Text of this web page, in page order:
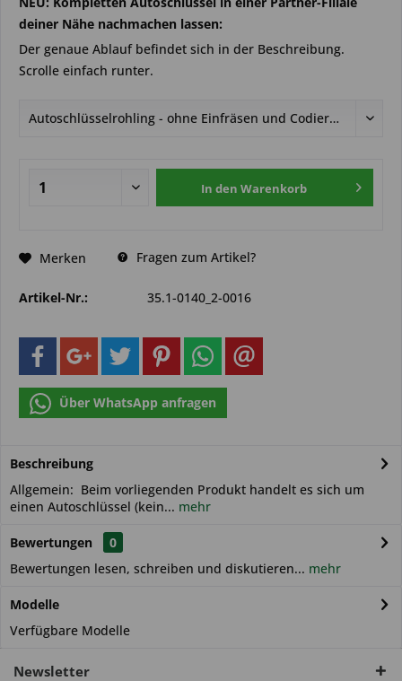
deiner Nähe nachmachen lassen:
Der genaue Ablauf befindet sich in der Beschreibung.
Scrolle einfach runter.
In den Warenkorb
Merken Fragen zum Artikel?
Artikel-Nr.: 35.1-0140_2-0016
Über WhatsApp anfragen
Beschreibung
Allgemein: Beim vorliegenden Produkt handelt es sich um
einen Autoschlüssel (kein... mehr
Bewertungen
0
Bewertungen lesen, schreiben und diskutieren... mehr
Modelle
Verfügbare Modelle
Newsletter